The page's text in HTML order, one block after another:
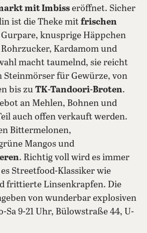
mit Imbiss eröffnet. Sicher
ist die Theke mit frischen
Gurpare, knusprige Häppchen
Kardamom und
macht taumelnd, sie reicht
Steinmörser für Gewürze, von
bis zu TK-Tandoori-Broten.
an Mehlen, Bohnen und
auch offen verkauft werden.
Bittermelonen,
Mangos und
. Richtig voll wird es immer
Streetfood-Klassiker wie
frittierte Linsenkrapfen. Die
von wunderbar explosiven
Sa 9-21 Uhr, Bülowstraße 44, U-